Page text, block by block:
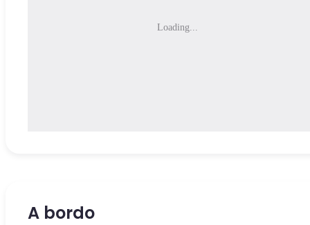
Loading...
A bordo